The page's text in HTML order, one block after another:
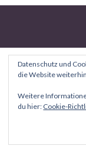
Datenschutz und
die Website
Weitere
du hier: Cookie-